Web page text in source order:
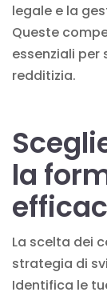
legale e la
Queste
essenziali per
redditizia.
la
La scelta dei
strategia di
Identifica le